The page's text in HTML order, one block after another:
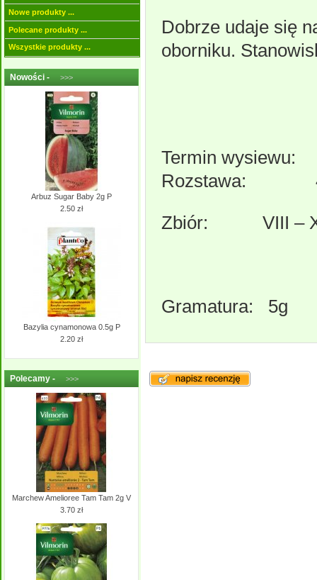
Nowe produkty ...
Polecane produkty ...
Wszystkie produkty ...
Nowości - >>>
Arbuz Sugar Baby 2g P
2.50 zł
Bazylia cynamonowa 0.5g P
2.20 zł
Polecamy - >>>
Marchew Amelioree Tam Tam 2g V
3.70 zł
Dobrze udaje się
oborniku.
Termin
Rozstawa:
Zbiór: VIII –
Gramatura: 5g